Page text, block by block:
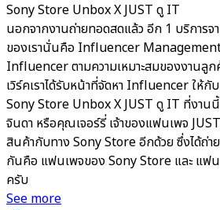
Sony Store Unbox X JUST ดู IT
นอกจากงานถ่ายทอดสดแล้ว อีก 1 บริการ
ของเรานั่นคือ Influencer
Influencer ตามความเหมาะสมของงานลูก
เวิร์คเราได้รับหน้าที่จัดหา Influencer ให้
Sony Store Unbox X JUST ดู IT ที่งาน
จินดา หรือคุณเจอร์รี่ เจ้าของแฟนเพจ
สินค้ากับทาง Sony Store อีกด้วย ซึ่งได้ถ่า
กันคือ แฟนเพจของ Sony Store และ แฟ
ครับ
See more